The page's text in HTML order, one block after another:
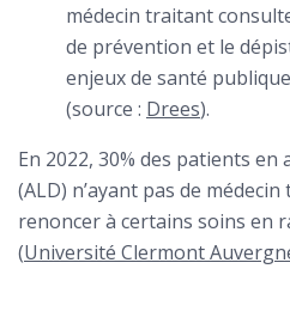
médecin traitant
de prévention et le
enjeux de santé
(source : Drees).
En 2022, 30% des patients
(ALD) n’ayant pas de
renoncer à certains soins en
(Université Clermont